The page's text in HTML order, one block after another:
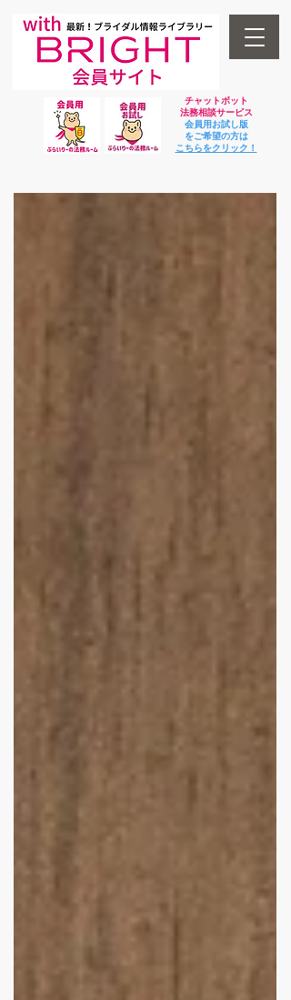
チャットボット
法務相談サービス
会員用お試し版
をご希望の方は
​こちらをクリック！